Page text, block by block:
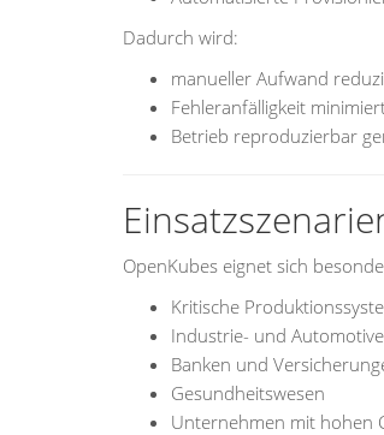
Dadurch wird:
manueller Aufwand
Fehleranfälligkeit
Betrieb reproduzierbar
OpenKubes eignet sich
Kritische
Industrie- und
Banken und
Gesundheitswesen
Unternehmen mit hohen